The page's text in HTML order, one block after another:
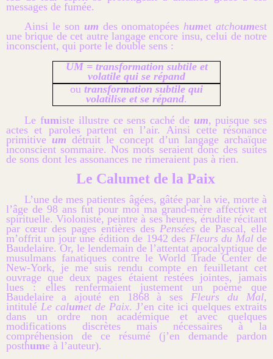
messages de fumée.
Ainsi le son um des onomatopées humetatchoumest
une brique de cet autre langage encore insu, celui de notre
inconscient, qui porte le double sens :
UM = transformation subtile et
volatile qui se répand
ou transformation subtile qui
volatilise et se répand.
Le fumiste illustre ce sens caché de um, puisque ses
actes et paroles partent en l’air. Ainsi cette résonance
primitiveum détruit le concept d’un langage archaïque
inconscient sommaire. Nos mots seraient donc des suites
de sons dont les assonances ne rimeraient pas à rien.
Le Calumet de la Paix
L’une de mes patientes âgées, gâtée par la vie, morte à
l’âge de 98 ans fut pour moi ma grand-mère affective et
spirituelle. Violoniste, peintre à ses heures, érudite récitant
par cœur des pages entières des Pensées de Pascal, elle
m’offrit un jour une édition de 1942 des Fleurs du Malde
Baudelaire. Or, le lendemain de l’attentat apocalyptique de
musulmans fanatiques contre le World Trade Center de
New-York, je me suis rendu compte en feuilletant cet
ouvrage que deux pages étaient restées jointes, jamais
lues : elles renfermaient justement un poème que
Baudelaire a ajouté en 1868 à ses Fleurs du Mal,
intitulé Le calumet de Paix. J’en cite ici quelques extraits
dans un ordre non académique et avec quelques
modifications discrètes mais nécessaires à la
compréhension de ce résumé (j’en demande pardon
posthume à l’auteur).